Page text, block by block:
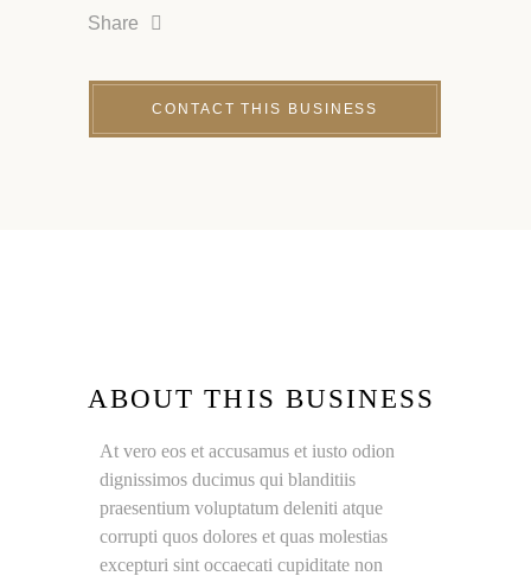
Share
ABOUT THIS BUSINESS
At vero eos et accusamus et iusto odion
dignissimos ducimus qui blanditiis
praesentium voluptatum deleniti atque
corrupti quos dolores et quas molestias
excepturi sint occaecati cupiditate non